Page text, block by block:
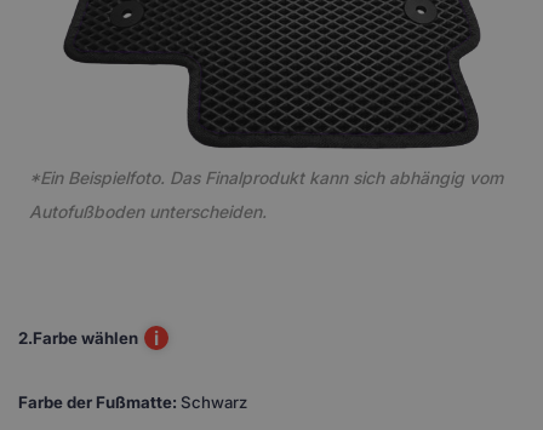
*Ein Beispielfoto. Das Finalprodukt kann sich abhängig vom
Autofußboden unterscheiden.
2.Farbe wählen i
Farbe der Fußmatte: Schwarz